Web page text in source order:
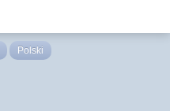
Polski